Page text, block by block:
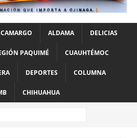
CAMARGO ALDAMA DELICIAS
PAQUIMÉ CUAUHTÉMOC
DEPORTES COLUMNA
CHIHUAHUA